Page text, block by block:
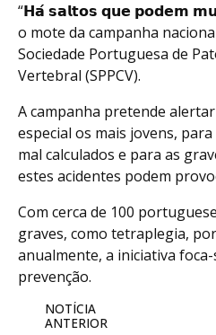
“𝗛𝗮́ 𝘀𝗮𝗹𝘁𝗼𝘀 𝗾𝘂𝗲 𝗽𝗼𝗱𝗲𝗺
o mote da campanha
Sociedade Portuguesa de
Vertebral (SPPCV).
A campanha pretende
especial os mais jovens,
mal calculados e para as
estes acidentes podem
Com cerca de 100
graves, como tetraplegia,
anualmente, a iniciativa
prevenção.
NOTÍCIA
ANTERIOR